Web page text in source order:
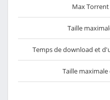
Max
Taille
Temps de download et
Taille